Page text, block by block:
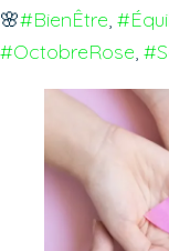
🌸#BienÊtre,
#OctobreRose,